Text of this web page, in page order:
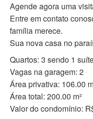
Agende agora uma
Entre em contato
família merece.
Sua nova casa no
Quartos: 3 sendo 1
Vagas na garagem: 2
Área privativa: 106.00
Área total: 200.00 m²
Valor do condomínio: